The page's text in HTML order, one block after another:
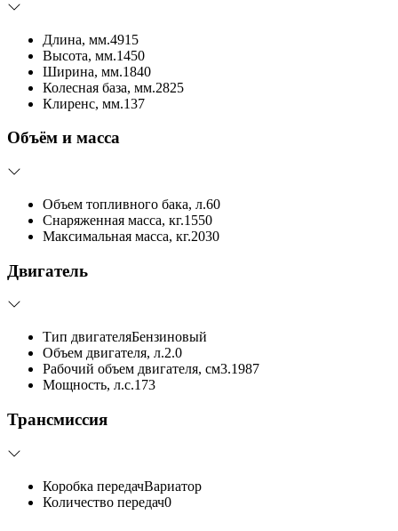
Длина, мм.4915
Высота, мм.1450
Ширина, мм.1840
Колесная база, мм.2825
Клиренс, мм.137
Объём и масса
Объем топливного бака, л.60
Снаряженная масса, кг.1550
Максимальная масса, кг.2030
Двигатель
Тип двигателяБензиновый
Объем двигателя, л.2.0
Рабочий объем двигателя, см3.1987
Мощность, л.с.173
Трансмиссия
Коробка передачВариатор
Количество передач0